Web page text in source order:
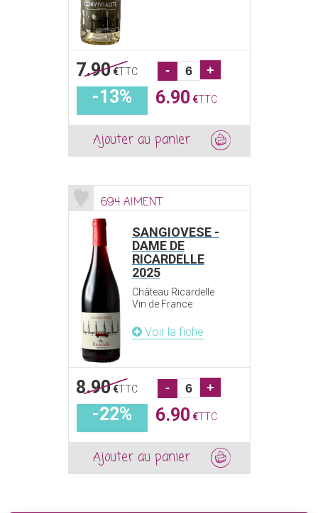
7.90 €TTC - +
-13% 6.90 €TTC
Ajouter au panier
694 AIMENT
SANGIOVESE -
DAME DE
RICARDELLE
2025
Château Ricardelle
Vin de France
Voir la fiche
8.90 €TTC - +
-22% 6.90 €TTC
Ajouter au panier